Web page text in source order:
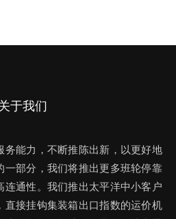
于我们
务能力，不断推陈出新，以更好地
一部分，我们将推出更多班轮停靠
连通性。我们推出太平洋中小客户
直接挂钩集装箱出口指数的运价机